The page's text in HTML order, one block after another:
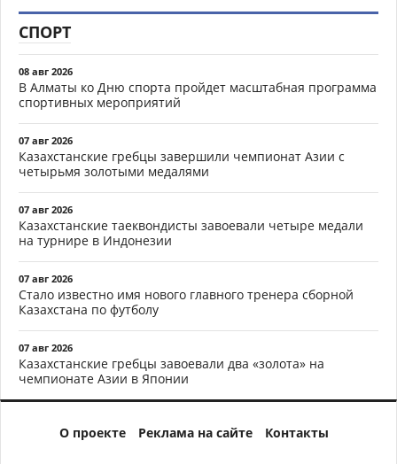
СПОРТ
08 авг 2026
В Алматы ко Дню спорта пройдет масштабная программа
спортивных мероприятий
07 авг 2026
Казахстанские гребцы завершили чемпионат Азии с
четырьмя золотыми медалями
07 авг 2026
Казахстанские таеквондисты завоевали четыре медали
на турнире в Индонезии
07 авг 2026
Стало известно имя нового главного тренера сборной
Казахстана по футболу
07 авг 2026
Казахстанские гребцы завоевали два «золота» на
чемпионате Азии в Японии
О проекте Реклама на сайте Контакты